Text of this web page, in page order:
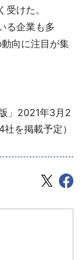
けた。
る企業も多
向に注目が集
」2021年3月2
を掲載予定）